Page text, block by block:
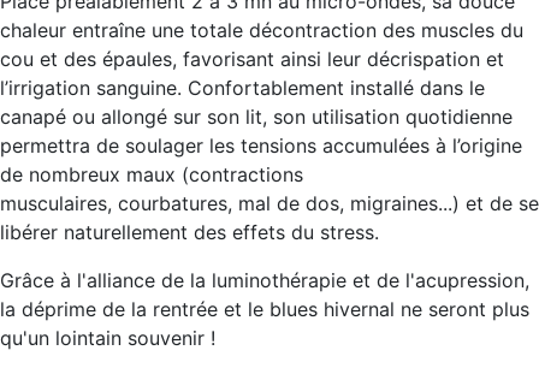
chaleur entraîne une totale décontraction des muscles du
cou et des épaules, favorisant ainsi leur décrispation et
l’irrigation sanguine. Confortablement installé dans le
canapé ou allongé sur son lit, son utilisation quotidienne
permettra de soulager les tensions accumulées à l’origine
de nombreux maux (contractions
musculaires, courbatures, mal de dos, migraines...) et de se
libérer naturellement des effets du stress.
Grâce à l'alliance de la luminothérapie et de l'acupression,
la déprime de la rentrée et le blues hivernal ne seront plus
qu'un lointain souvenir !